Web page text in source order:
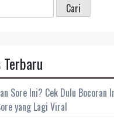
Sore Ini? Cek Dulu Bocoran
yang Lagi Viral